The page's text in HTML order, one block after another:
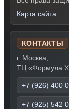
Карта сайта
КОНТАКТЫ
г. Москва,
ТЦ «Формула
+7 (926) 400
+7 (925) 542